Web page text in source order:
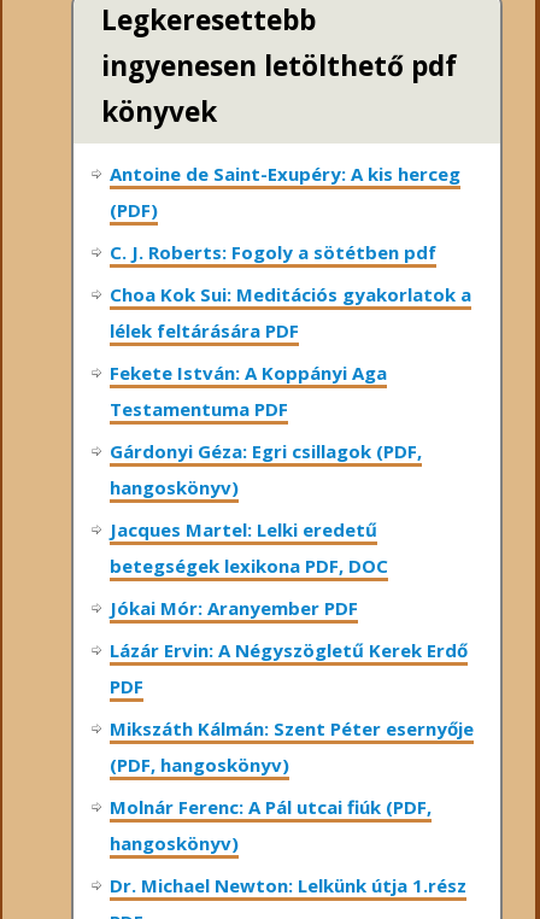
Legkeresettebb
ingyenesen letölthető pdf
könyvek
Antoine de Saint-Exupéry: A kis herceg
(PDF)
C. J. Roberts: Fogoly a sötétben pdf
Choa Kok Sui: Meditációs gyakorlatok a
lélek feltárására PDF
Fekete István: A Koppányi Aga
Testamentuma PDF
Gárdonyi Géza: Egri csillagok (PDF,
hangoskönyv)
Jacques Martel: Lelki eredetű
betegségek lexikona PDF, DOC
Jókai Mór: Aranyember PDF
Lázár Ervin: A Négyszögletű Kerek Erdő
PDF
Mikszáth Kálmán: Szent Péter esernyője
(PDF, hangoskönyv)
Molnár Ferenc: A Pál utcai fiúk (PDF,
hangoskönyv)
Dr. Michael Newton: Lelkünk útja 1.rész